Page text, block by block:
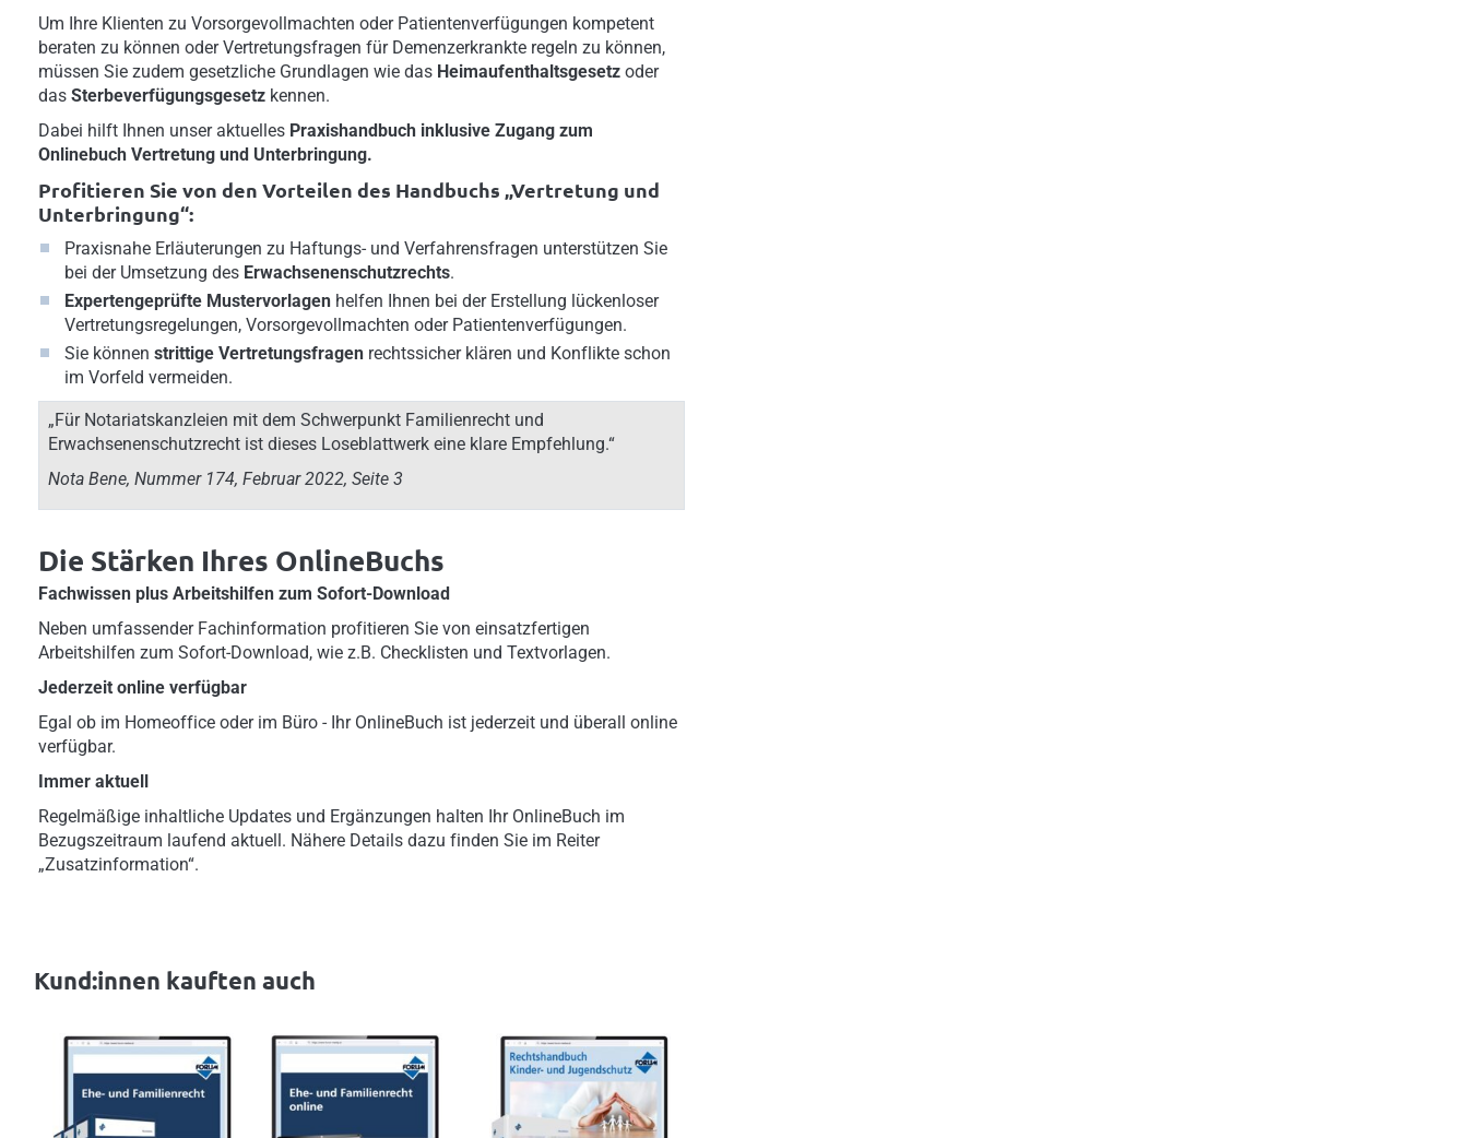
Um Ihre Klienten zu Vorsorgevollmachten oder Patientenverfügungen kompetent
beraten zu können oder Vertretungsfragen für Demenzerkrankte regeln zu können,
müssen Sie zudem gesetzliche Grundlagen wie das Heimaufenthaltsgesetz oder
das Sterbeverfügungsgesetz kennen.
Dabei hilft Ihnen unser aktuelles Praxishandbuch inklusive Zugang zum
Onlinebuch Vertretung und Unterbringung.
Profitieren Sie von den Vorteilen des Handbuchs „Vertretung und
Unterbringung“:
Praxisnahe Erläuterungen zu Haftungs- und Verfahrensfragen unterstützen Sie
bei der Umsetzung des Erwachsenenschutzrechts.
Expertengeprüfte Mustervorlagen helfen Ihnen bei der Erstellung lückenloser
Vertretungsregelungen, Vorsorgevollmachten oder Patientenverfügungen.
Sie können strittige Vertretungsfragen rechtssicher klären und Konflikte schon
im Vorfeld vermeiden.
„Für Notariatskanzleien mit dem Schwerpunkt Familienrecht und
Erwachsenenschutzrecht ist dieses Loseblattwerk eine klare Empfehlung.“
Nota Bene, Nummer 174, Februar 2022, Seite 3
Die Stärken Ihres OnlineBuchs
Fachwissen plus Arbeitshilfen zum Sofort-Download
Neben umfassender Fachinformation profitieren Sie von einsatzfertigen
Arbeitshilfen zum Sofort-Download, wie z.B. Checklisten und Textvorlagen.
Jederzeit online verfügbar
Egal ob im Homeoffice oder im Büro - Ihr OnlineBuch ist jederzeit und überall online
verfügbar.
Immer aktuell
Regelmäßige inhaltliche Updates und Ergänzungen halten Ihr OnlineBuch im
Bezugszeitraum laufend aktuell. Nähere Details dazu finden Sie im Reiter
„Zusatzinformation“.
Kund:innen kauften auch